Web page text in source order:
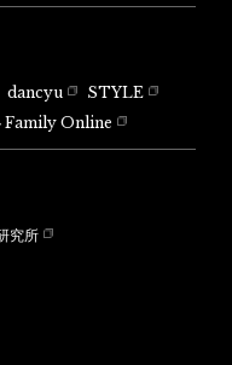
dancyu
STYLE
Family Online
究所